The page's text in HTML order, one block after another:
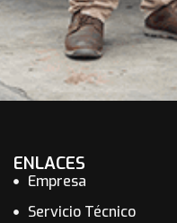
ENLACES
Empresa
Servicio Técnico